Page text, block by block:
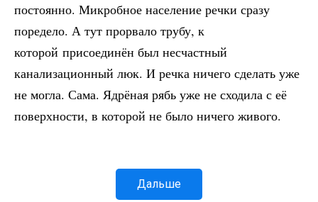
постоянно. Микробное население речки сразу
поредело. А тут прорвало трубу, к
которой присоединён был несчастный
канализационный люк. И речка ничего сделать уже
не могла. Сама. Ядрёная рябь уже не сходила с её
поверхности, в которой не было ничего живого.
Дальше